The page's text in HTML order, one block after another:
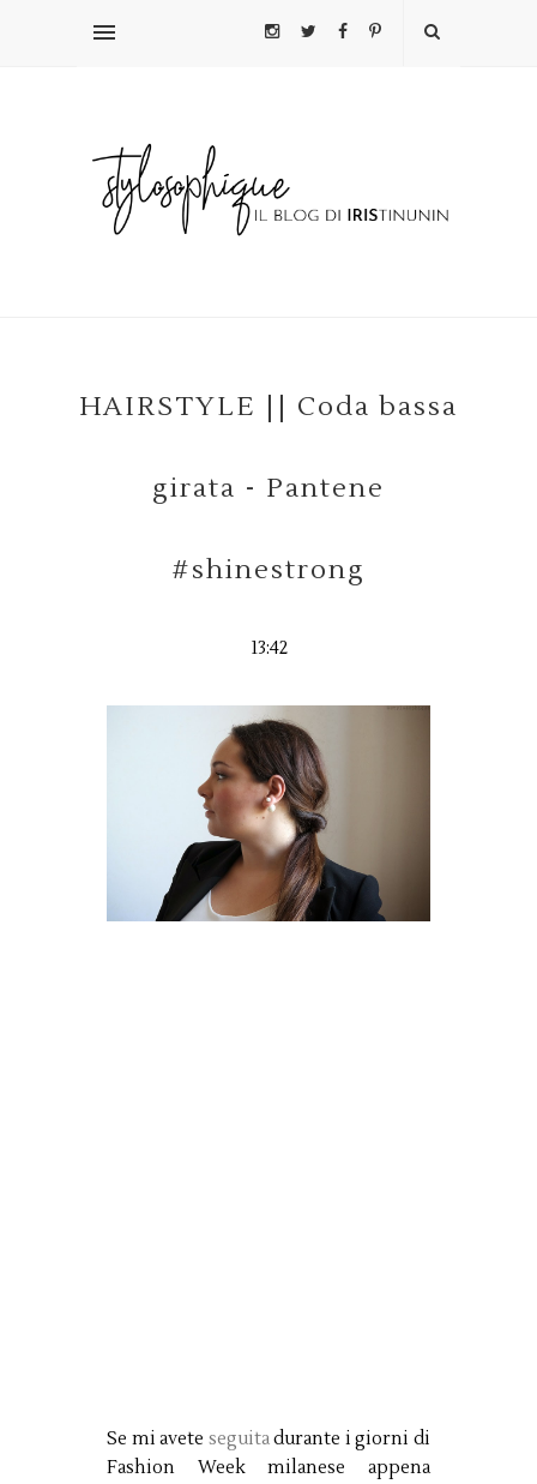
HAIRSTYLE || Coda bassa
girata - Pantene
#shinestrong
13:42
Se mi avete seguitadurante i giorni di
Fashion Week milanese appena